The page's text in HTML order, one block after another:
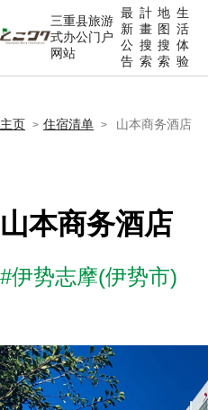
三重县旅游
式办公门户
网站
最
新
公
告
計
畫
搜
索
地
图
搜
索
生
活
体
验
主页 住宿清单 山本商务酒店
山本商务酒店
#伊势志摩(伊势市)